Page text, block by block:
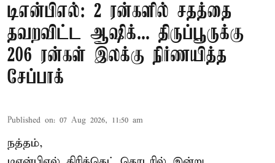
டிஎன்பிஎல்: 2 ரன்களில் சதத்தை
தவறவிட்ட ஆஷிக்... திருப்பூருக்கு
206 ரன்கள் இலக்கு நிர்ணயித்த
சேப்பாக்
Published on: 07 Aug 2026, 11:50 am
நத்தம்,